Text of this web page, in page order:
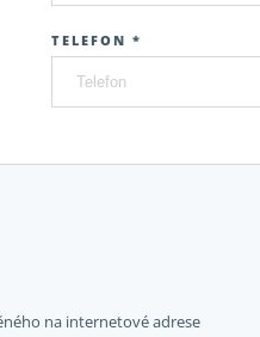
TELEFON *
na internetové adrese